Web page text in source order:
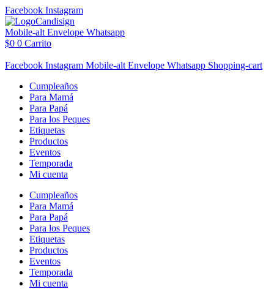
Ir
al
contenido
Facebook Instagram
Mobile-alt Envelope Whatsapp
$0 0 Carrito
Facebook Instagram Mobile-alt Envelope Whatsapp Shopping-cart
Cumpleaños
Para Mamá
Para Papá
Para los Peques
Etiquetas
Productos
Eventos
Temporada
Mi cuenta
Cumpleaños
Para Mamá
Para Papá
Para los Peques
Etiquetas
Productos
Eventos
Temporada
Mi cuenta